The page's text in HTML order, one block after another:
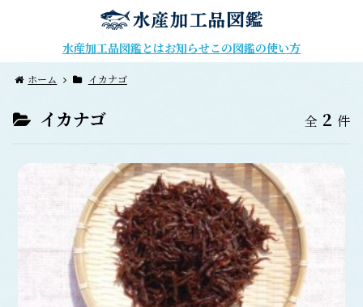
水産加工品図鑑とはお知らせこの図鑑の使い方
ホーム イカナゴ
イカナゴ 全 2 件